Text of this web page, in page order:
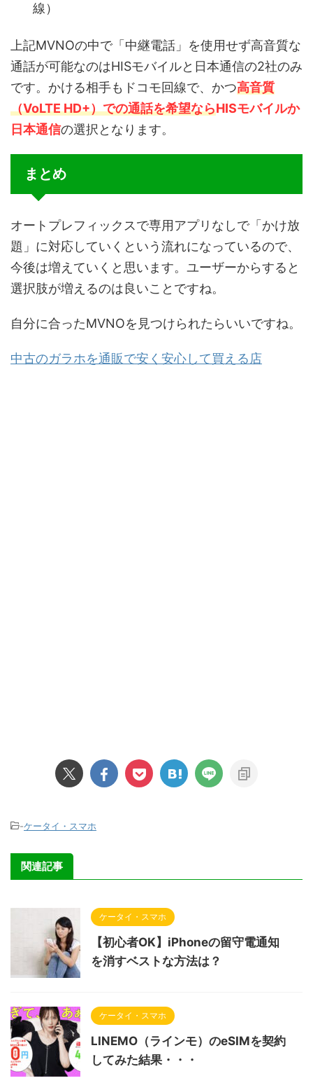
線）
上記MVNOの中で「中継電話」を使用せず高音質な
通話が可能なのはHISモバイルと日本通信の2社のみ
です。かける相手もドコモ回線で、かつ高音質
（VoLTE HD+）での通話を希望ならHISモバイルか
日本通信の選択となります。
まとめ
オートプレフィックスで専用アプリなしで「かけ放
題」に対応していくという流れになっているので、
今後は増えていくと思います。ユーザーからすると
選択肢が増えるのは良いことですね。
自分に合ったMVNOを見つけられたらいいですね。
中古のガラホを通販で安く安心して買える店
-ケータイ・スマホ
関連記事
ケータイ・スマホ
【初心者OK】iPhoneの留守電通知
を消すベストな方法は？
ケータイ・スマホ
LINEMO（ラインモ）のeSIMを契約
してみた結果・・・